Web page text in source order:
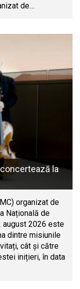
de…
la
organizat de
Națională de
august 2026 este
dintre misiunile
cât și către
inițieri, în data